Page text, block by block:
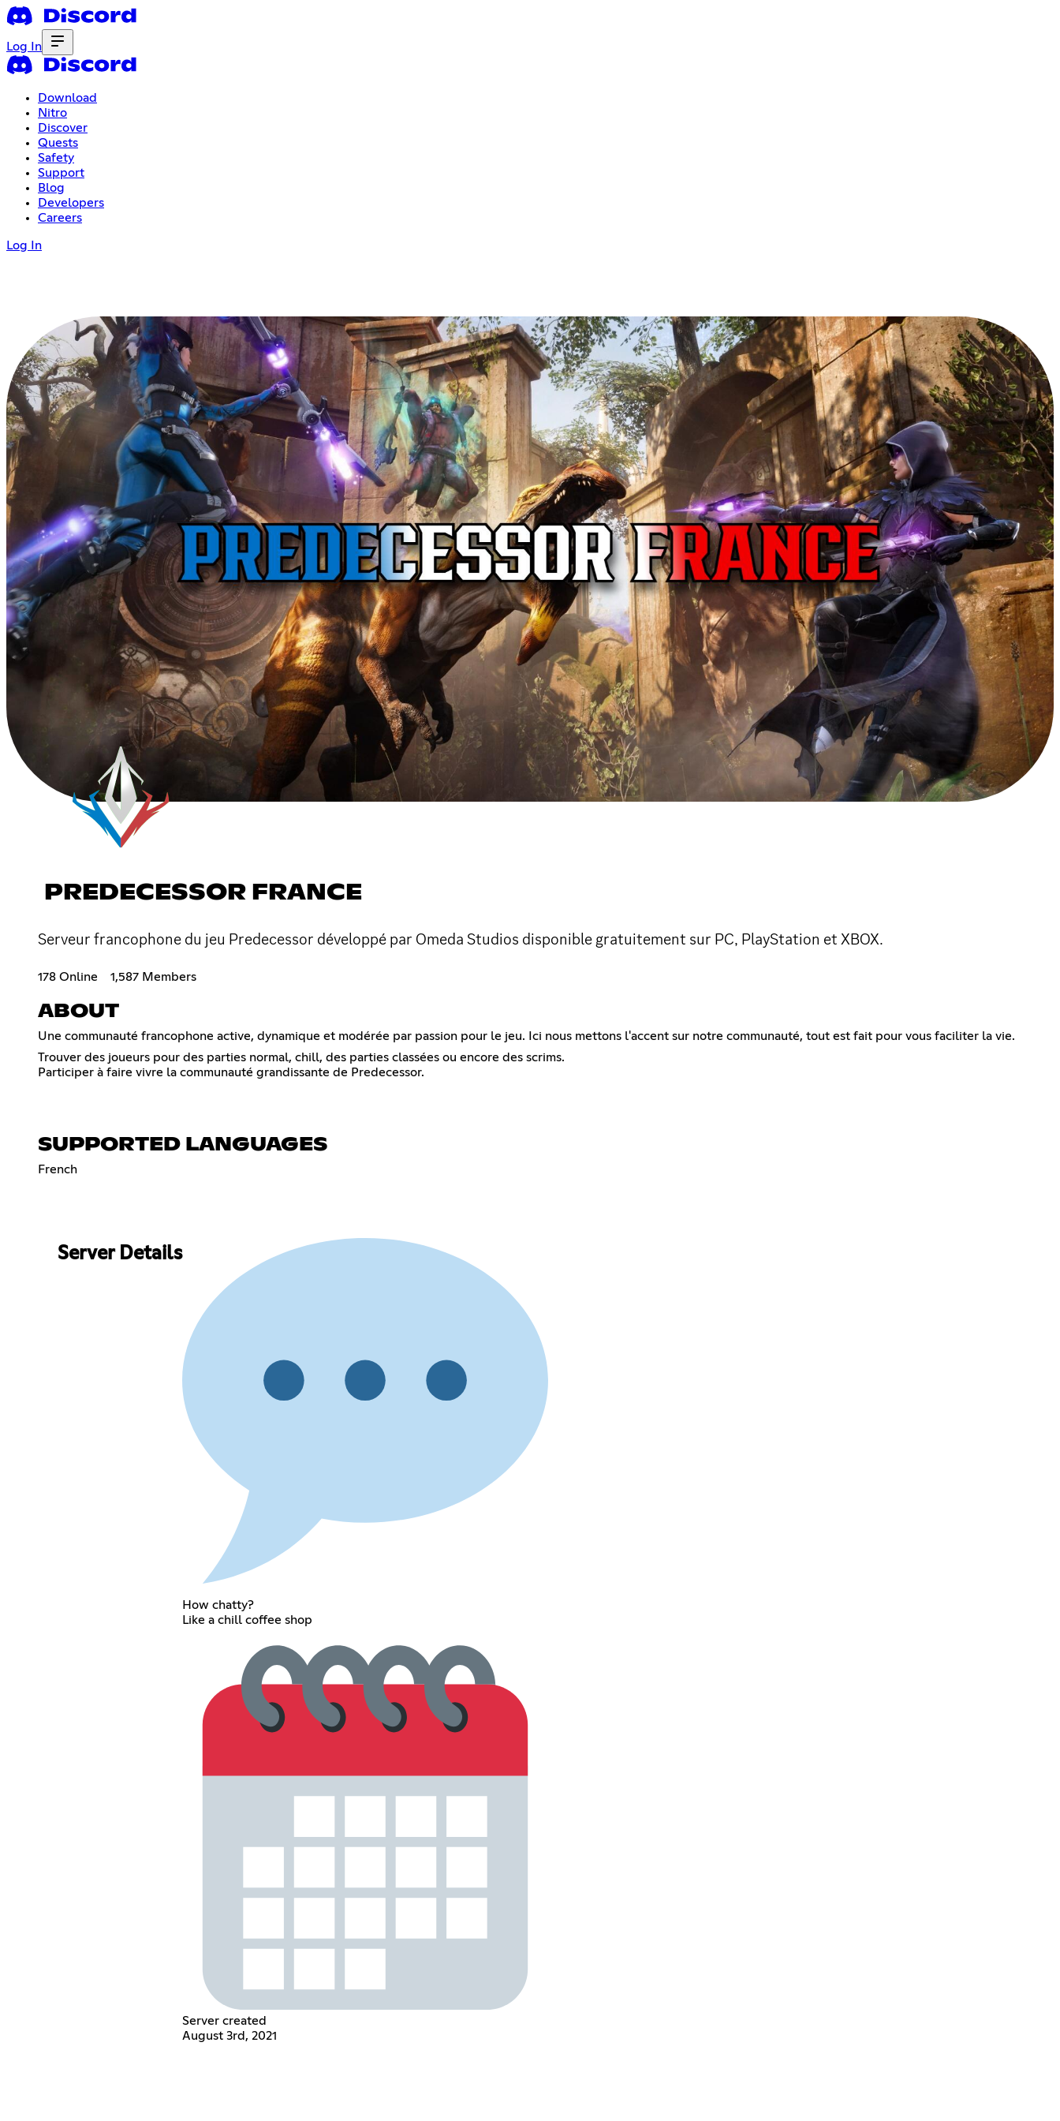
Log In
Download
Nitro
Discover
Quests
Safety
Support
Blog
Developers
Careers
Log In
PREDECESSOR FRANCE
Serveur francophone du jeu Predecessor développé par Omeda Studios disponible gratuitement sur PC, PlayStation et XBOX.
178 Online 1,587 Members
ABOUT
Une communauté francophone active, dynamique et modérée par passion pour le jeu. Ici nous mettons l'accent sur notre communauté, tout est fait pour vous faciliter la vie.
Trouver des joueurs pour des parties normal, chill, des parties classées ou encore des scrims.
Participer à faire vivre la communauté grandissante de Predecessor.
SUPPORTED LANGUAGES
French
Server Details
How chatty?
Like a chill coffee shop
Server created
August 3rd, 2021